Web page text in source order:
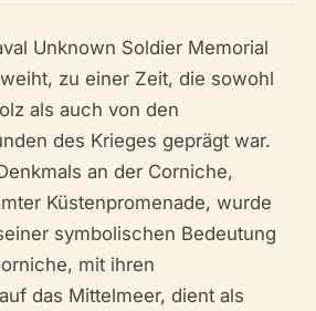
Unknown Soldier Memorial
zu einer Zeit, die sowohl
als auch von den
des Krieges geprägt war.
an der Corniche,
Küstenpromenade, wurde
symbolischen Bedeutung
mit ihren
das Mittelmeer, dient als